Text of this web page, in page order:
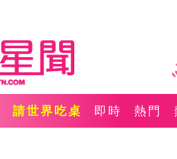
請世界吃桌 即時 熱門